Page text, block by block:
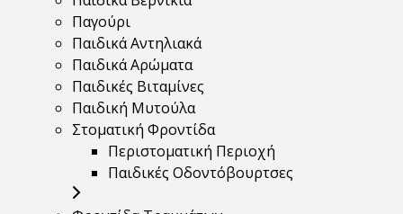
Παγούρι
Παιδικά Αντηλιακά
Παιδικά Αρώματα
Παιδικές Βιταμίνες
Παιδική Μυτούλα
Στοματική Φροντίδα
Περιστοματική Περιοχή
Παιδικές Οδοντόβουρτσες